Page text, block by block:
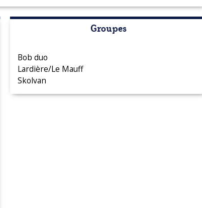
Groupes
Bob duo
Lardière/Le Mauff
Skolvan